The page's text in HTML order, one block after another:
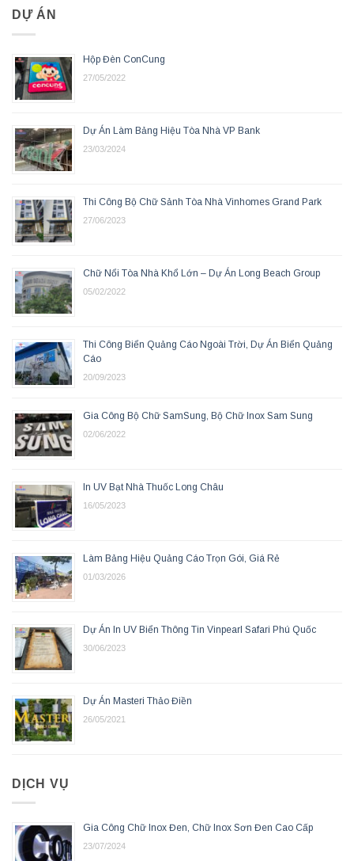
DỰ ÁN
Hộp Đèn ConCung
27/05/2022
Dự Án Làm Bảng Hiệu Tòa Nhà VP Bank
23/03/2024
Thi Công Bộ Chữ Sảnh Tòa Nhà Vinhomes Grand Park
27/06/2023
Chữ Nổi Tòa Nhà Khổ Lớn – Dự Án Long Beach Group
05/02/2022
Thi Công Biển Quảng Cáo Ngoài Trời, Dự Án Biển Quảng
Cáo
20/09/2023
Gia Công Bộ Chữ SamSung, Bộ Chữ Inox Sam Sung
02/06/2022
In UV Bạt Nhà Thuốc Long Châu
16/05/2023
Làm Bảng Hiệu Quảng Cáo Trọn Gói, Giá Rẻ
01/03/2026
Dự Án In UV Biển Thông Tin Vinpearl Safari Phú Quốc
30/06/2023
Dự Án Masteri Thảo Điền
26/05/2021
DỊCH VỤ
Gia Công Chữ Inox Đen, Chữ Inox Sơn Đen Cao Cấp
23/07/2024